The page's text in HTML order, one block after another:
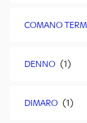
COMANO
DENNO
DIMARO